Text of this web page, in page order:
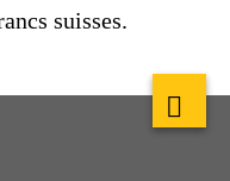
suisses.